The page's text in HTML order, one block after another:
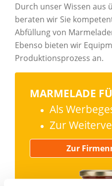
Durch unser Wissen aus
beraten wir Sie
Abfüllung von
Ebenso bieten wir
Produktionsprozess an.
MARMELADE
Als
Zur
Zur